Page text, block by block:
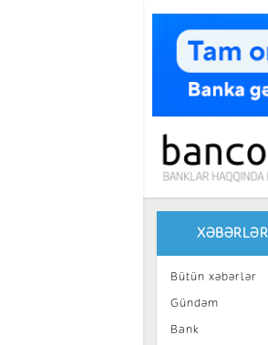
XƏBƏRLƏR
Bütün xəbərlər
Gündəm
Bank